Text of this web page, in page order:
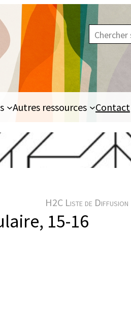
c
h
e
c
Autres ressources Contact
H2C Liste de Diffusion
15-16